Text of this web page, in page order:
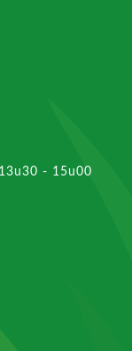
- 15u00